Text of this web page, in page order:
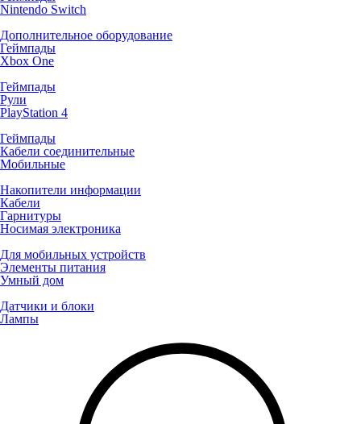
Nintendo Switch
Дополнительное оборудование
Геймпады
Xbox One
Геймпады
Рули
PlayStation 4
Геймпады
Кабели соединительные
Мобильные
Накопители информации
Кабели
Гарнитуры
Носимая электроника
Для мобильных устройств
Элементы питания
Умный дом
Датчики и блоки
Лампы